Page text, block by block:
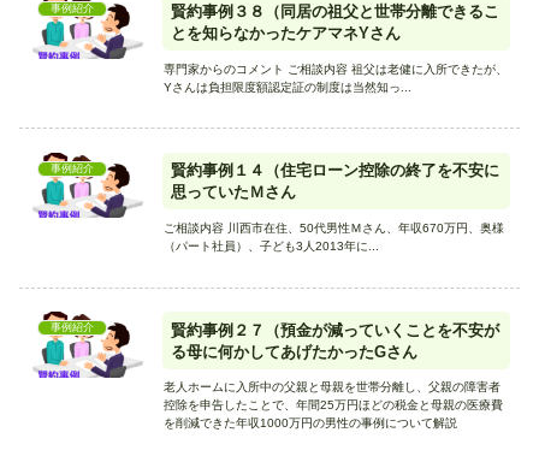
事例紹介
賢約事例３８（同居の祖父と世帯分離できるこ
とを知らなかったケアマネYさん
専門家からのコメント ご相談内容 祖父は老健に入所できたが、
Yさんは負担限度額認定証の制度は当然知っ...
事例紹介
賢約事例１４（住宅ローン控除の終了を不安に
思っていたＭさん
ご相談内容 川西市在住、50代男性Ｍさん、年収670万円、奥様
（パート社員）、子ども3人2013年に...
事例紹介
賢約事例２７（預金が減っていくことを不安が
る母に何かしてあげたかったGさん
老人ホームに入所中の父親と母親を世帯分離し、父親の障害者
控除を申告したことで、年間25万円ほどの税金と母親の医療費
を削減できた年収1000万円の男性の事例について解説